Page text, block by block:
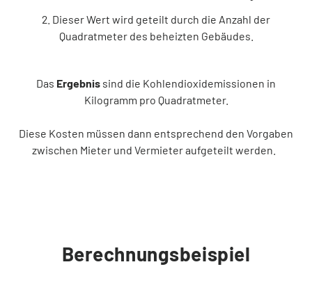
Dieser Wert wird geteilt durch die Anzahl der
Quadratmeter des beheizten Gebäudes.
Das Ergebnis sind die Kohlendioxidemissionen in
Kilogramm pro Quadratmeter.
Diese Kosten müssen dann entsprechend den Vorgaben
zwischen Mieter und Vermieter aufgeteilt werden.
Berechnungsbeispiel